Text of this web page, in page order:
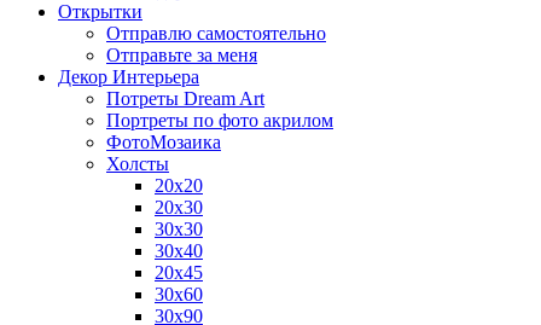
Открытки
Отправлю самостоятельно
Отправьте за меня
Декор Интерьера
Потреты Dream Art
Портреты по фото акрилом
ФотоМозаика
Холсты
20х20
20х30
30х30
30х40
20х45
30х60
30х90